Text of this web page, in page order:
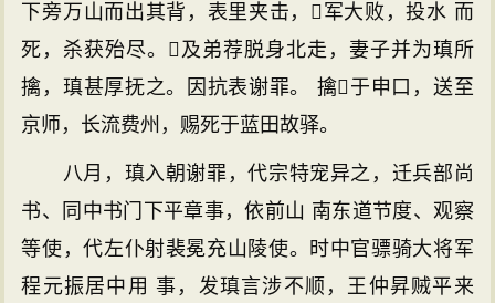
下旁万山而出其背，表里夹击，军大败，投水 而
死，杀获殆尽。及弟荐脱身北走，妻子并为瑱所
擒，瑱甚厚抚之。因抗表谢罪。 擒于申口，送至
京师，长流费州，赐死于蓝田故驿。
八月，瑱入朝谢罪，代宗特宠异之，迁兵部尚
书、同中书门下平章事，依前山 南东道节度、观察
等使，代左仆射裴冕充山陵使。时中官骠骑大将军
程元振居中用 事，发瑱言涉不顺，王仲昇贼平来